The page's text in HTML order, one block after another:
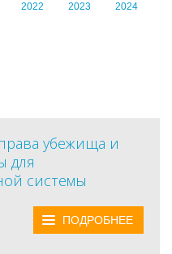
2022 2023 2024
убежища и
для
системы
ПОДРОБНЕЕ